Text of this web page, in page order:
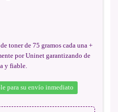
toner de 75 gramos cada una +
por Uninet garantizando de
y fiable.
para su envío inmediato